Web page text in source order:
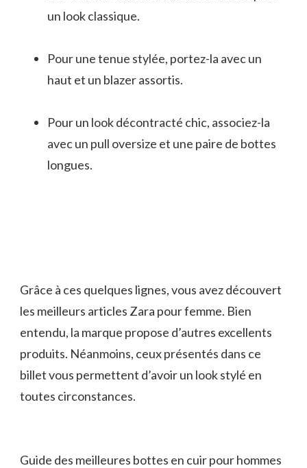
un look classique.
Pour une tenue stylée, portez-la avec un
haut et un blazer assortis.
Pour un look décontracté chic, associez-la
avec un pull oversize et une paire de bottes
longues.
Grâce à ces quelques lignes, vous avez découvert
les meilleurs articles Zara pour femme. Bien
entendu, la marque propose d’autres excellents
produits. Néanmoins, ceux présentés dans ce
billet vous permettent d’avoir un look stylé en
toutes circonstances.
Guide des meilleures bottes en cuir pour hommes